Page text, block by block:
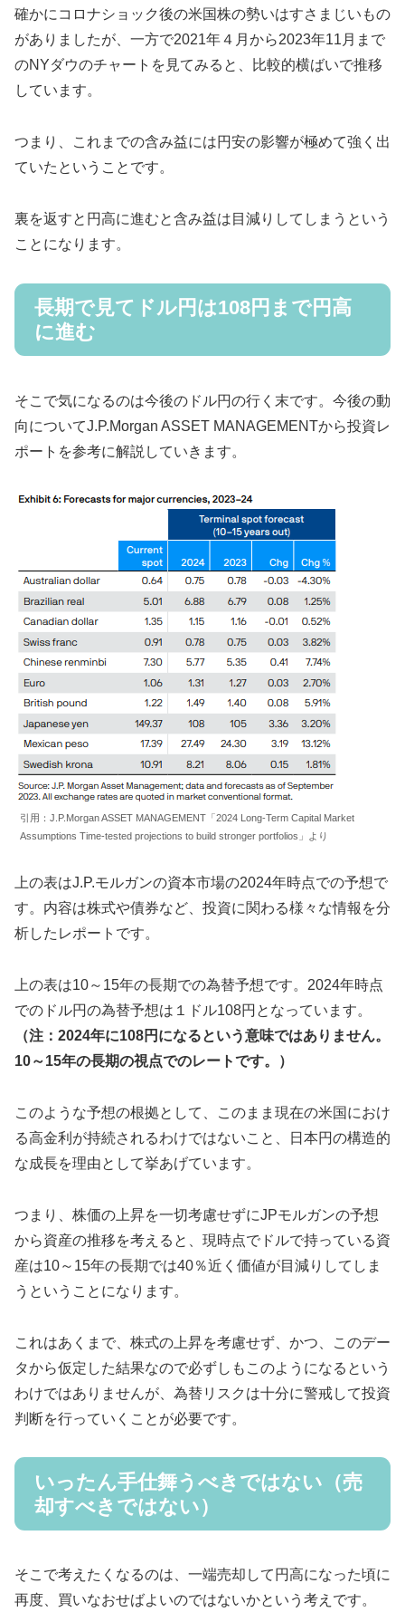
確かにコロナショック後の米国株の勢いはすさまじいもの
がありましたが、一方で2021年４月から2023年11月まで
のNYダウのチャートを見てみると、比較的横ばいで推移
しています。
つまり、これまでの含み益には円安の影響が極めて強く出
ていたということです。
裏を返すと円高に進むと含み益は目減りしてしまうという
ことになります。
長期で見てドル円は108円まで円高
に進む
そこで気になるのは今後のドル円の行く末です。今後の動
向についてJ.P.Morgan ASSET MANAGEMENTから投資レ
ポートを参考に解説していきます。
引用：J.P.Morgan ASSET MANAGEMENT「2024 Long-Term Capital Market
Assumptions Time-tested projections to build stronger portfolios」より
上の表はJ.P.モルガンの資本市場の2024年時点での予想で
す。内容は株式や債券など、投資に関わる様々な情報を分
析したレポートです。
上の表は10～15年の長期での為替予想です。2024年時点
でのドル円の為替予想は１ドル108円となっています。
（注：2024年に108円になるという意味ではありません。
10～15年の長期の視点でのレートです。）
このような予想の根拠として、このまま現在の米国におけ
る高金利が持続されるわけではないこと、日本円の構造的
な成長を理由として挙あげています。
つまり、株価の上昇を一切考慮せずにJPモルガンの予想
から資産の推移を考えると、現時点でドルで持っている資
産は10～15年の長期では40％近く価値が目減りしてしま
うということになります。
これはあくまで、株式の上昇を考慮せず、かつ、このデー
タから仮定した結果なので必ずしもこのようになるという
わけではありませんが、為替リスクは十分に警戒して投資
判断を行っていくことが必要です。
いったん手仕舞うべきではない（売
却すべきではない）
そこで考えたくなるのは、一端売却して円高になった頃に
再度、買いなおせばよいのではないかという考えです。